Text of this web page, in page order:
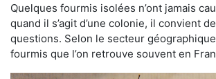
Quelques fourmis isolées n’ont jamais
quand il s’agit d’une colonie, il convient
questions. Selon le secteur
fourmis que l’on retrouve souvent en